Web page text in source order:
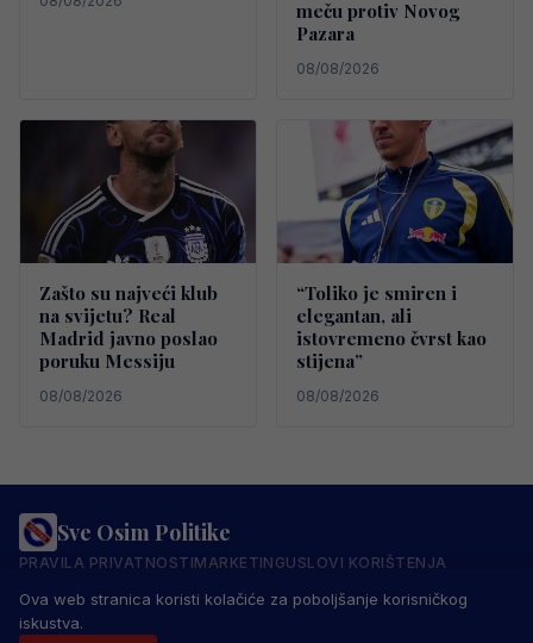
meču protiv Novog
Pazara
08/08/2026
Zašto su najveći klub
na svijetu? Real
Madrid javno poslao
poruku Messiju
08/08/2026
“Toliko je smiren i
elegantan, ali
istovremeno čvrst kao
stijena”
08/08/2026
Sve Osim Politike
PRAVILA PRIVATNOSTIMARKETINGUSLOVI KORIŠTENJA
© 2026 Sve Osim Politike. Sva prava zadržana.
Ova web stranica koristi kolačiće za poboljšanje korisničkog
iskustva.